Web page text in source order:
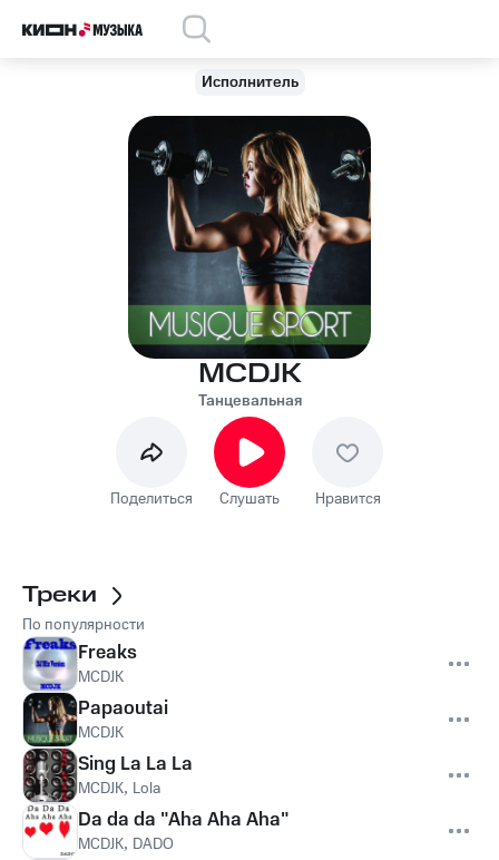
Исполнитель
MCDJK
Танцевальная
Поделиться Слушать Нравится
Треки
По популярности
Freaks
MCDJK
Papaoutai
MCDJK
Sing La La La
MCDJK, Lola
Da da da "Aha Aha Aha"
MCDJK, DADO